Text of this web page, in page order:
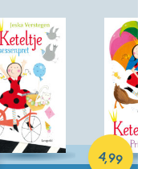
4,99
E-book